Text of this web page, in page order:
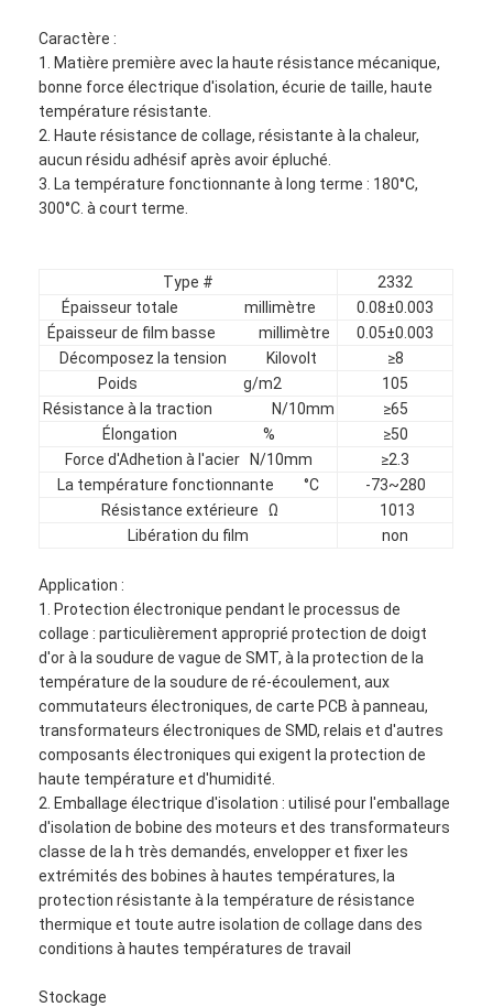
Maison
Produits
Caractère :
1. Matière première avec la haute résistance mécanique,
bonne force électrique d'isolation, écurie de taille, haute
température résistante.
2. Haute résistance de collage, résistante à la chaleur,
aucun résidu adhésif après avoir épluché.
3. La température fonctionnante à long terme : 180°C,
300°C. à court terme.
Type #
2332
Épaisseur totale millimètre
0.08±0.003
Épaisseur de film basse millimètre
0.05±0.003
Décomposez la tension Kilovolt
≥8
Poids g/m2
105
Résistance à la traction N/10mm
≥65
Élongation %
≥50
Force d'Adhetion à l'acier N/10mm
≥2.3
La température fonctionnante °C
-73~280
Résistance extérieure Ω
1013
Libération du film
non
Application :
1. Protection électronique pendant le processus de
collage : particulièrement approprié protection de doigt
d'or à la soudure de vague de SMT, à la protection de la
température de la soudure de ré-écoulement, aux
commutateurs électroniques, de carte PCB à panneau,
transformateurs électroniques de SMD, relais et d'autres
composants électroniques qui exigent la protection de
haute température et d'humidité.
2. Emballage électrique d'isolation : utilisé pour l'emballage
d'isolation de bobine des moteurs et des transformateurs
classe de la h très demandés, envelopper et fixer les
extrémités des bobines à hautes températures, la
protection résistante à la température de résistance
thermique et toute autre isolation de collage dans des
conditions à hautes températures de travail
Stockage